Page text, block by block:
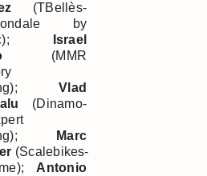
(TBellès-
by
Israel
(MMR
Vlad
(Dinamo-
Marc
(Scalebikes-
Antonio